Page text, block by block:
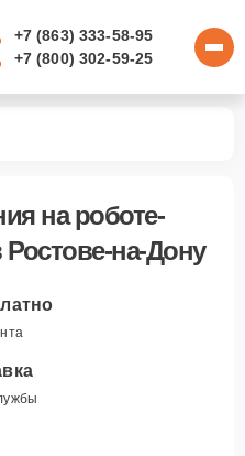
+7 (863) 333-58-95
+7 (800) 302-59-25
на роботе-
на-Дону